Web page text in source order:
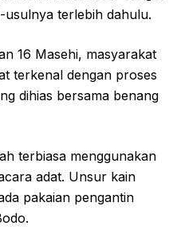
usulnya terlebih dahulu.
16 Masehi, masyarakat
terkenal dengan proses
dihias bersama benang
terbiasa menggunakan
adat. Unsur kain
pakaian pengantin